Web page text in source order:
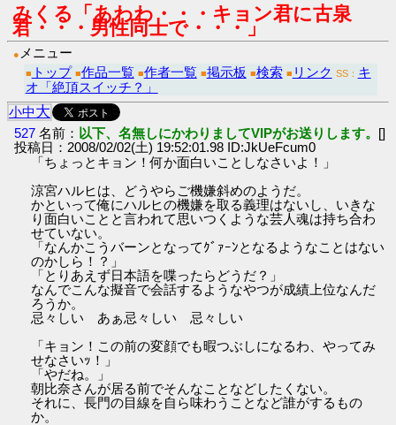
みくる「あわわ・・・キョン君に古泉
君・・・男性同士で・・・」
● メニュー
■ トップ ■作品一覧 ■作者一覧 ■掲示板 ■検索 ■ リンク SS： キ
オ「絶頂スイッチ？」
小中大
527 名前： 以下、名無しにかわりましてVIPがお送りします。 []
投稿日：2008/02/02(土) 19:52:01.98 ID:JkUeFcum0
「ちょっとキョン！何か面白いことしなさいよ！」
涼宮ハルヒは、どうやらご機嫌斜めのようだ。
かといって俺にハルヒの機嫌を取る義理はないし、いきな
り面白いことと言われて思いつくような芸人魂は持ち合わ
せていない。
「なんかこうバーンとなってｸﾞｧｰﾝとなるようなことはない
のかしら！？」
「とりあえず日本語を喋ったらどうだ？」
なんでこんな擬音で会話するようなやつが成績上位なんだ
ろうか。
忌々しい あぁ忌々しい 忌々しい
「キョン！この前の変顔でも暇つぶしになるわ、やってみ
せなさいｯ！」
「やだね。」
朝比奈さんが居る前でそんなことなどしたくない。
それに、長門の目線を自ら味わうことなど誰がするもの
か。